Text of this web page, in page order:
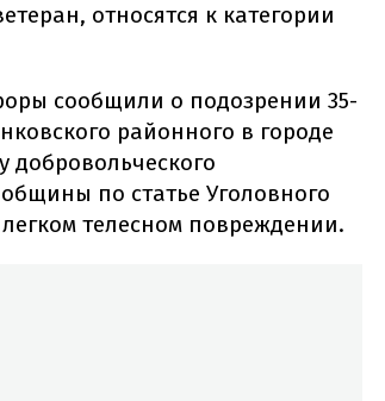
относятся к категории
сообщили о подозрении 35-
районного в городе
добровольческого
по статье Уголовного
телесном повреждении.